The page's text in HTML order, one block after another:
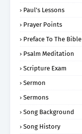
Paul's Lessons
Prayer Points
Preface To The Bible
Psalm Meditation
Scripture Exam
Sermon
Sermons
Song Background
Song History